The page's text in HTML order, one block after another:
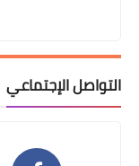
التواصل الإجتماعي